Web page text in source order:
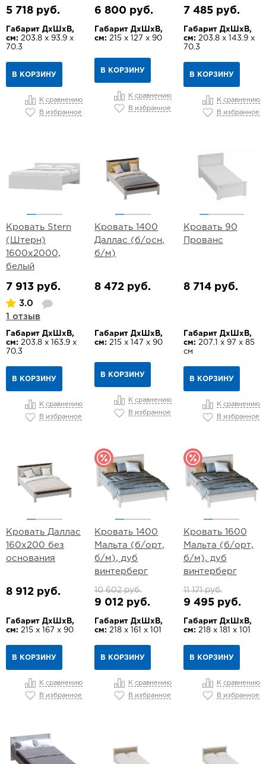
5 718 руб.
Габарит ДхШхВ,
см: 203.8 х 93.9 х
70.3
В КОРЗИНУ
К сравнению
В избранное
6 800 руб.
Габарит ДхШхВ,
см: 215 х 127 х 90
В КОРЗИНУ
К сравнению
В избранное
7 485 руб.
Габарит ДхШхВ,
см: 203.8 х 143.9 х
70.3
В КОРЗИНУ
К сравнению
В избранное
Кровать Stern
(Штерн)
1600х2000,
белый
7 913 руб.
3.0
1 отзыв
Габарит ДхШхВ,
см: 203.8 х 163.9 х
70.3
В КОРЗИНУ
К сравнению
В избранное
Кровать 1400
Даллас (б/осн,
б/м)
8 472 руб.
Габарит ДхШхВ,
см: 215 х 147 х 90
В КОРЗИНУ
К сравнению
В избранное
Кровать 90
Прованс
8 714 руб.
Габарит ДхШхВ,
см: 207.1 х 97 х 85
см
В КОРЗИНУ
К сравнению
В избранное
Кровать Даллас
160х200 без
основания
8 912 руб.
Габарит ДхШхВ,
см: 215 х 167 х 90
В КОРЗИНУ
К сравнению
В избранное
Кровать 1400
Мальта (б/орт,
б/м), дуб
винтерберг
10 602 руб.
9 012 руб.
Габарит ДхШхВ,
см: 218 х 161 х 101
В КОРЗИНУ
К сравнению
В избранное
Кровать 1600
Мальта (б/орт,
б/м), дуб
винтерберг
11 171 руб.
9 495 руб.
Габарит ДхШхВ,
см: 218 х 181 х 101
В КОРЗИНУ
К сравнению
В избранное